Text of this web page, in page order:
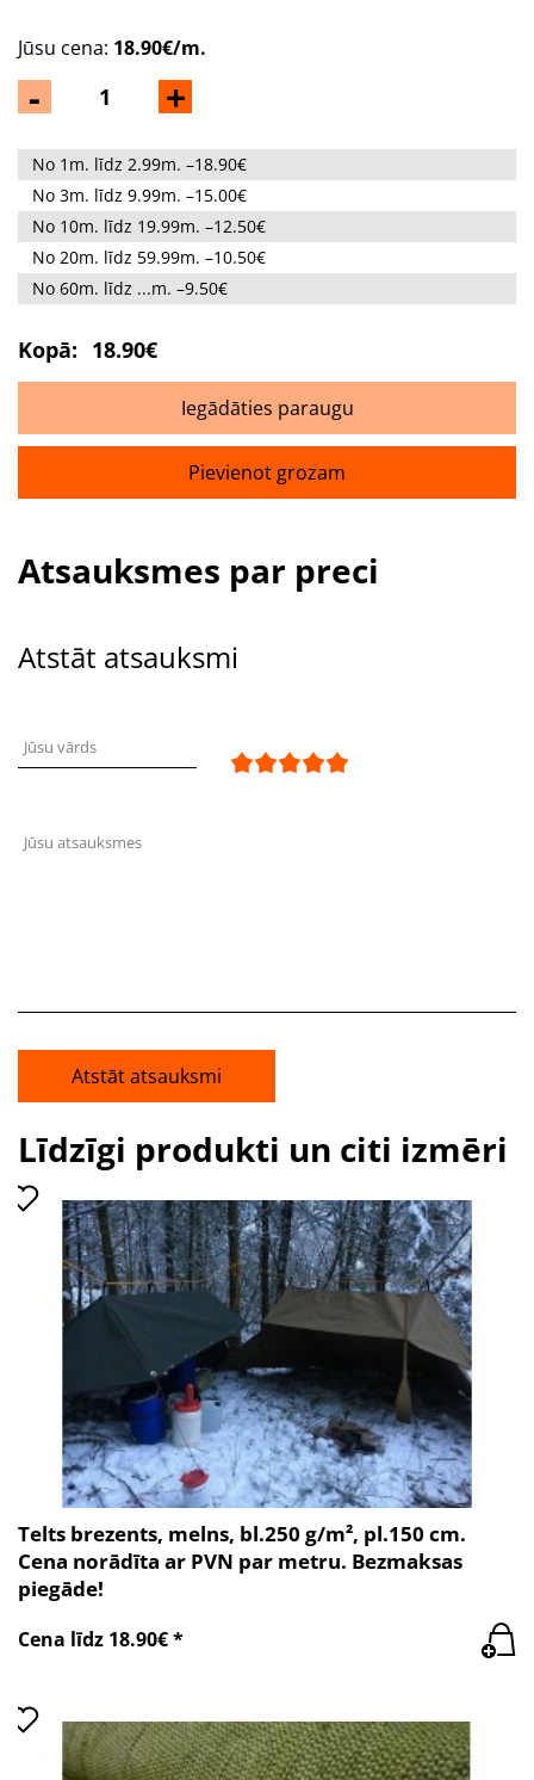
- +
Jūsu cena: 18.90€/m.
No 1m. līdz 2.99m. –18.90€
No 3m. līdz 9.99m. –15.00€
No 10m. līdz 19.99m. –12.50€
No 20m. līdz 59.99m. –10.50€
No 60m. līdz ...m. –9.50€
Kopā: 18.90€
Iegādāties paraugu
Pievienot grozam
Atsauksmes par preci
Atstāt atsauksmi
Jūsu vārds
Jūsu atsauksmes
Atstāt atsauksmi
Līdzīgi produkti un citi izmēri
Telts brezents, melns, bl.250 g/m², pl.150 cm.
Cena norādīta ar PVN par metru. Bezmaksas
piegāde!
Cena līdz 18.90€ *